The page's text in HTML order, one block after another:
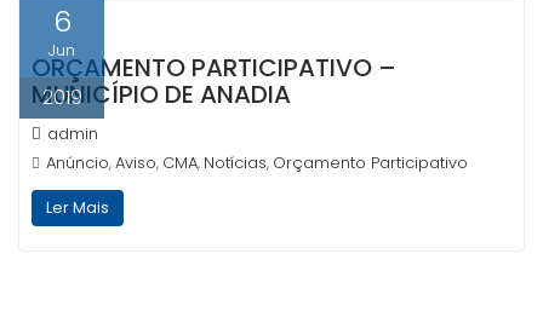
6
Jun
2019
ORÇAMENTO PARTICIPATIVO –
MUNICÍPIO DE ANADIA
admin
Anúncio,Aviso, CMA, Notícias, Orçamento Participativo
Ler Mais